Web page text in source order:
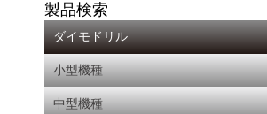
製品検索
ダイモドリル
小型機種
中型機種